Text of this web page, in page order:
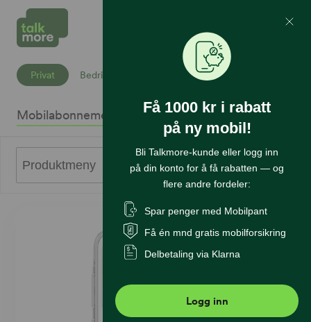
Mine Sider
Privat Bedrift
Mobilabonnement Mobiltelefoner InternettSikkerhet
Produktmeny
Få 1000 kr i rabatt
på ny mobil!
Bli Talkmore-kunde eller logg inn
på din konto for å få rabatten — og
flere andre fordeler:
Spar penger med Mobilpant
Få én mnd gratis mobilforsikring
Delbetaling via Klarna
Logg inn